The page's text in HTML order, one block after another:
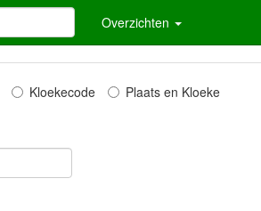
Overzichten
Kloekecode Plaats en Kloeke